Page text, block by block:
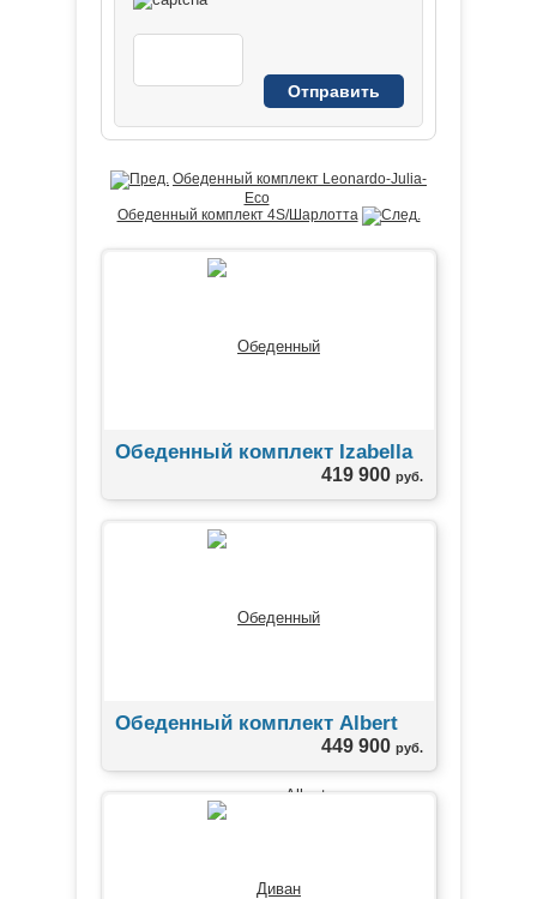
Обеденный комплект Leonardo-Julia-
Eco
Обеденный комплект 4S/Шарлотта
Обеденный комплект Izabella
419 900 руб.
Обеденный комплект Albert
449 900 руб.